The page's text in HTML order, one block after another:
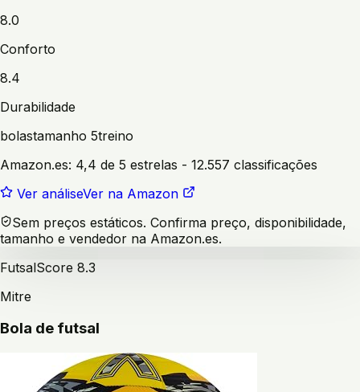
8.0
Conforto
8.4
Durabilidade
bolastamanho 5treino
Amazon.es: 4,4 de 5 estrelas - 12.557 classificações
Ver análiseVer na Amazon
Sem preços estáticos. Confirma preço, disponibilidade,
tamanho e vendedor na Amazon.es.
FutsalScore 8.3
Mitre
Bola de futsal